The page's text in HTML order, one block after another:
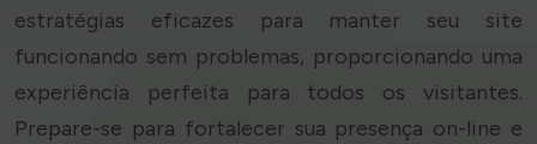
estratégias eficazes para manter seu site
funcionando sem problemas, proporcionando uma
experiência perfeita para todos os visitantes.
Prepare-se para fortalecer sua presença on-line e